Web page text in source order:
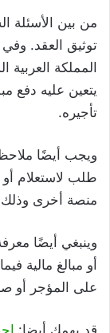
من بين الأسئلة
توثيق العقد.
المملكة العربية
تأجيره.
ويجب أيضًا
طلب لاستعلام
منصة أخرى وذلك
وينبغي أيضًا
أو مبالغ مالية
على المؤجر أو
قد يهمك أيضا: